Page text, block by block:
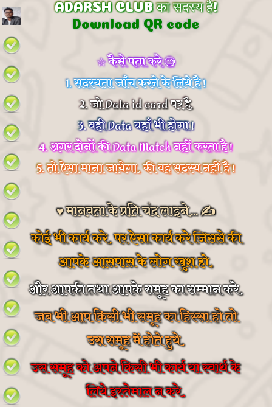
ADARSH CLUB का सदस्य है!
Download QR code
☆ कैसे पता करे 🧐
1. सदस्यता जाँच करने के लिये है !
2. जो Data id card पर है,
3. वही Data यहाँ भी होगा !
4. अगर दोनों की Data Match नहीं करता है !
5. तो ऐसा माना जायेगा, की वह सदस्य नहीं है !
♥ मानवता के प्रति चंद लाइने... ✍
कोई भी कार्य करे, पर ऐसा कार्य करे जिससे की
आपके आसपास के लोग खुश हो,
और आपकी तथा आपके समूह का सम्मान करे,
जब भी आप किसी भी समूह का हिस्सा हो तो
उस समूह में होते हुये,
उस समूह को अपने किसी भी कार्य या स्वार्थ के
लिये इस्तेमाल न करे,